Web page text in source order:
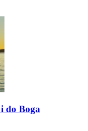
do Boga